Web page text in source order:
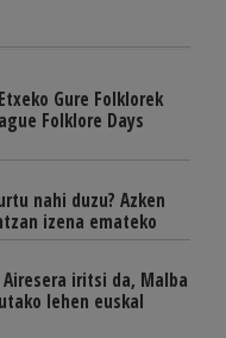
Gure Folklorek
Folklore Days
nahi duzu? Azken
izena emateko
iritsi da, Malba
lehen euskal